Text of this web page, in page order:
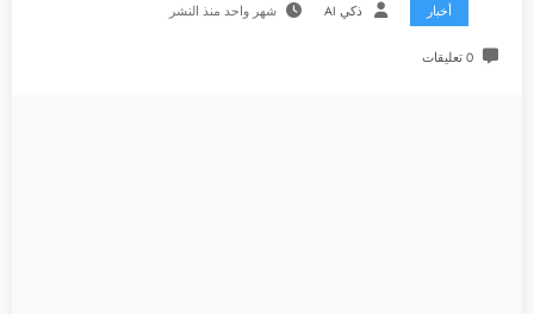
أخبار ذكي AI شهر واحد منذ النشر
0 تعليقات